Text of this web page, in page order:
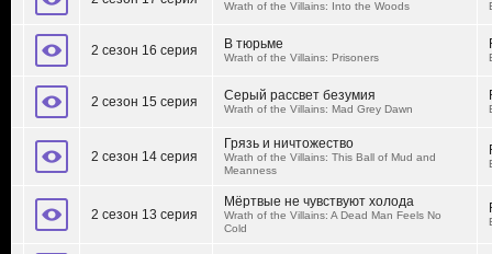
Wrath of the Villains: Into the Woods
2 сезон 16 серия В тюрьме
Wrath of the Villains: Prisoners
2 сезон 15 серия Серый рассвет безумия
Wrath of the Villains: Mad Grey Dawn
2 сезон 14 серия
Грязь и ничтожество
Wrath of the Villains: This Ball of Mud and
Meanness
2 сезон 13 серия
Мёртвые не чувствуют холода
Wrath of the Villains: A Dead Man Feels No
Cold